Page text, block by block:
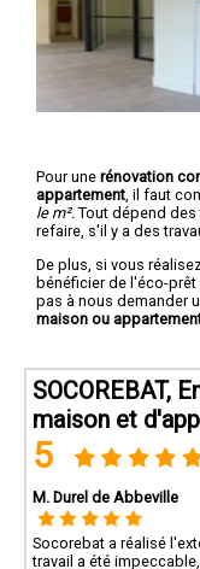
Pour une rénovation
appartement , il faut
le m². Tout dépend
refaire, s'il y a des
De plus, si vous
bénéficier de l'éco-prêt
pas à nous demander
maison ou
SOCOREBAT,
maison et
5
M. Durel de Abbeville
Socorebat a réalisé
travail a été